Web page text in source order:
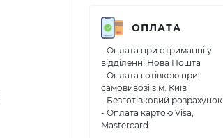
ОПЛАТА
- Оплата при отриманні у
відділенні Нова Пошта
- Оплата готівкою при
самовивозі з м. Київ
- Безготівковий розрахунок
- Оплата картою Visa,
Mastercard